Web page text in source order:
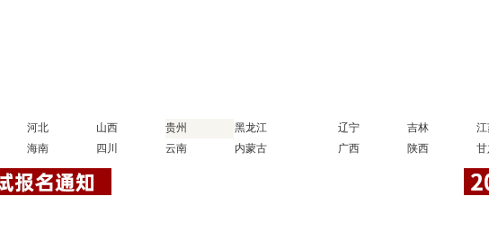
河北 山西 贵州 黑龙江 辽宁 吉林
海南 四川 云南 内蒙古 广西 陕西